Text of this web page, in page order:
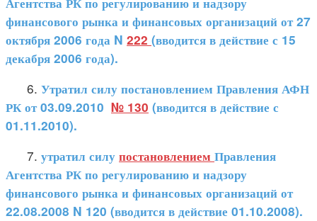
финансового рынка и финансовых организаций от 27
октября 2006 года N 222 (вводится в действие с 15
декабря 2006 года).
6. Утратил силу постановлением Правления АФН
РК от 03.09.2010 № 130 (вводится в действие с
01.11.2010).
7. утратил силу постановлением Правления
Агентства РК по регулированию и надзору
финансового рынка и финансовых организаций от
22.08.2008 N 120 (вводится в действие 01.10.2008).